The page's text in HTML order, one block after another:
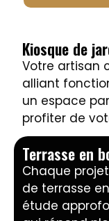
Kiosque de
Votre artisan
alliant
un espace
profiter de
Terrasse en
Chaque
de terrasse
étude